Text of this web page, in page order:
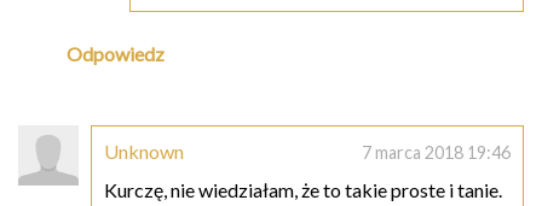
Odpowiedz
Unknown 7 marca 2018 19:46
Kurczę, nie wiedziałam, że to takie proste i tanie.